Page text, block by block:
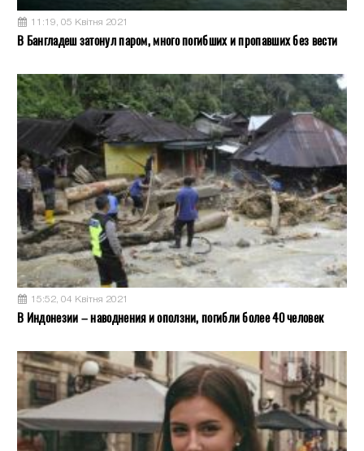
11:19, 05 Квітня 2021
В Бангладеш затонул паром, много погибших и пропавших без вести
15:52, 04 Квітня 2021
В Индонезии – наводнения и оползни, погибли более 40 человек